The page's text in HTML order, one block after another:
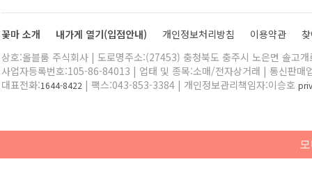
꽃마 소개 내가게 열기(입점안내) 개인정보처리방침 이용약관
상호:올블룸 주식회사 | 도로명주소:(27453) 충청북도 충주시 노은면 솔고
사업자등록번호:105-86-84013 | 업태 및 종목:소매/전자상거래 | 통신판매
대표전화:1644-8422 | 팩스:043-853-3384 | 개인정보관리책임자:이승호